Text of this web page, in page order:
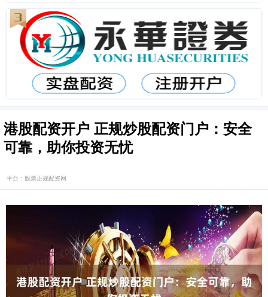
港股配资开户 正规炒股配资门户：安全
可靠，助你投资无忧
平台：股票正规配资网